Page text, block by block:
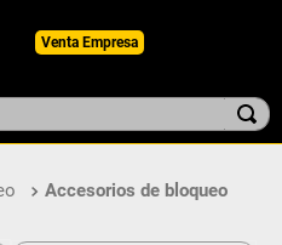
Venta Empresa
Accesorios de bloqueo
botin